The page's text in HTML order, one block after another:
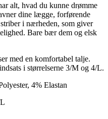
alt, hvad du kunne drømme
dine lægge, forførende
i nærheden, som giver
Bare bær dem og elsk
med en komfortabel talje.
i størrelserne 3/M og 4/L.
4% Elastan